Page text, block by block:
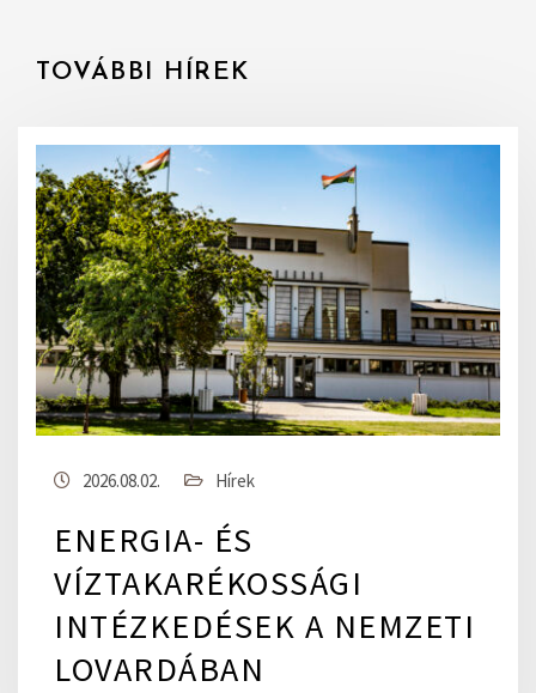
TOVÁBBI HÍREK
2026.08.02. Hírek
ENERGIA- ÉS
VÍZTAKARÉKOSSÁGI
INTÉZKEDÉSEK A NEMZETI
LOVARDÁBAN